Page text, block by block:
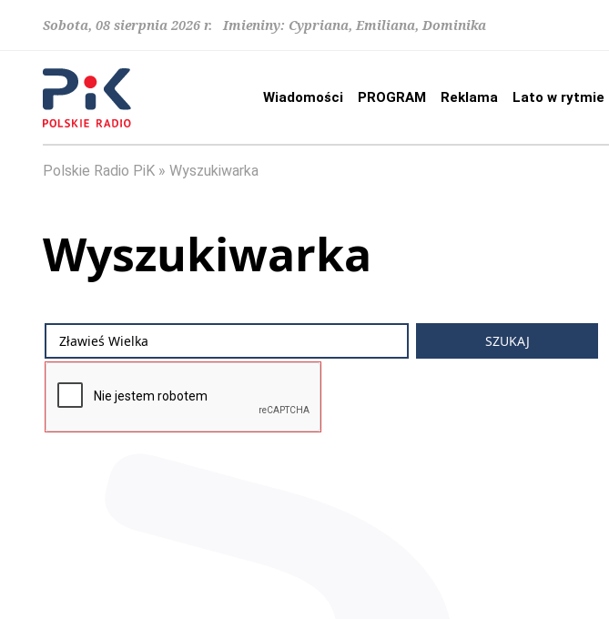
Sobota, 08 sierpnia 2026 r. Imieniny: Cypriana, Emiliana, Dominika
Wiadomości PROGRAM Reklama Lato w rytmie
Polskie Radio PiK Wyszukiwarka
Wyszukiwarka